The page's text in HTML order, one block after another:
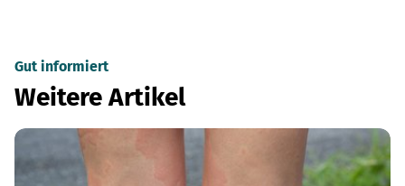
Gut informiert
Weitere Artikel